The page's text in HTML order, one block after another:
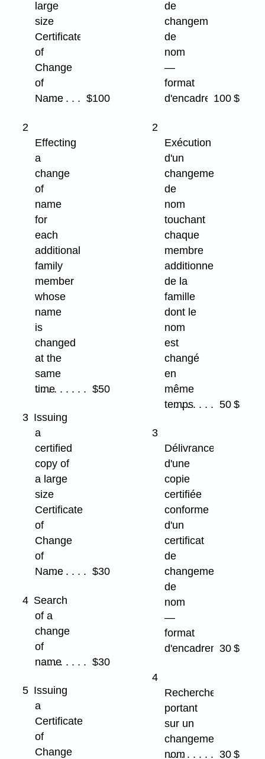
large
size
Certificate
of
Change
of
Name
$100
2
Effecting
a
change
of
name
for
each
additional
family
member
whose
name
is
changed
at the
same
time
$50
3 Issuing
a
certified
copy of
a large
size
Certificate
of
Change
of
Name
$30
4 Search
of a
change
of
name
$30
5 Issuing
a
Certificate
of
Change
de
changement
de
nom
—
format
d'encadrement
100 $
2
Exécution
d'un
changement
de
nom
touchant
chaque
membre
additionnel
de la
famille
dont le
nom
est
changé
en
même
temps
50 $
3
Délivrance
d'une
copie
certifiée
conforme
d'un
certificat
de
changement
de
nom
—
format
d'encadrement
30 $
4
Recherche
portant
sur un
changementde
nom
30 $